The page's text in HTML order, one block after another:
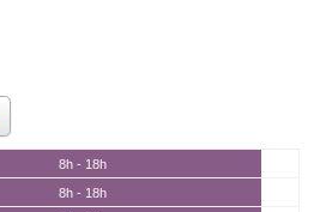
8h - 18h
8h - 18h